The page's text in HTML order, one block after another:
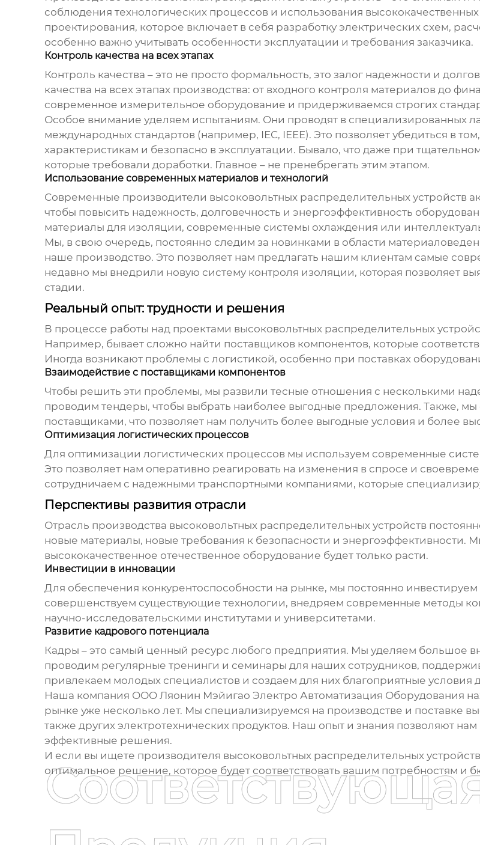
соблюдения технологических процессов и использования
проектирования, которое включает в себя разработку электрических схем,
особенно важно учитывать особенности эксплуатации и требования заказчика.
Контроль качества на всех этапах
Контроль качества – это не просто формальность, это залог надежности и
качества на всех этапах производства: от входного контроля материалов до
современное измерительное оборудование и придерживаемся строгих
Особое внимание уделяем испытаниям. Они проводят в специализированных
международных стандартов (например, IEC, IEEE). Это позволяет убедиться в
характеристикам и безопасно в эксплуатации. Бывало, что даже при
которые требовали доработки. Главное – не пренебрегать этим этапом.
Использование современных материалов и технологий
Современные производители высоковольтных распределительных устройств
чтобы повысить надежность, долговечность и энергоэффективность
материалы для изоляции, современные системы охлаждения или
Мы, в свою очередь, постоянно следим за новинками в области
наше производство. Это позволяет нам предлагать нашим клиентам самые
недавно мы внедрили новую систему контроля изоляции, которая позволяет
стадии.
Реальный опыт: трудности и решения
В процессе работы над проектами высоковольтных распределительных
Например, бывает сложно найти поставщиков компонентов, которые
Иногда возникают проблемы с логистикой, особенно при поставках
Взаимодействие с поставщиками компонентов
Чтобы решить эти проблемы, мы развили тесные отношения с несколькими
проводим тендеры, чтобы выбрать наиболее выгодные предложения. Также, мы
поставщиками, что позволяет нам получить более выгодные условия и более
Оптимизация логистических процессов
Для оптимизации логистических процессов мы используем современные
Это позволяет нам оперативно реагировать на изменения в спросе и
сотрудничаем с надежными транспортными компаниями, которые
Перспективы развития отрасли
Отрасль производства высоковольтных распределительных устройств
новые материалы, новые требования к безопасности и энергоэффективности.
высококачественное отечественное оборудование будет только расти.
Инвестиции в инновации
Для обеспечения конкурентоспособности на рынке, мы постоянно
совершенствуем существующие технологии, внедряем современные методы
научно-исследовательскими институтами и университетами.
Развитие кадрового потенциала
Кадры – это самый ценный ресурс любого предприятия. Мы уделяем большое
проводим регулярные тренинги и семинары для наших сотрудников,
привлекаем молодых специалистов и создаем для них благоприятные условия
Наша компания ООО Ляонин Мэйигао Электро Автоматизация Оборудования
рынке уже несколько лет. Мы специализируемся на производстве и поставке
также других электротехнических продуктов. Наш опыт и знания позволяют
эффективные решения.
И если вы ищете производителя высоковольтных распределительных устройств
оптимальное решение, которое будет соответствовать вашим потребностям и